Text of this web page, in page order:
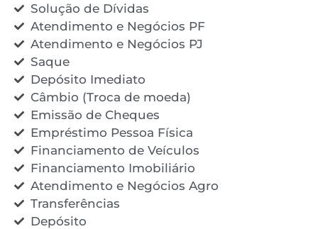
Solução de Dívidas
Atendimento e Negócios PF
Atendimento e Negócios PJ
Saque
Depósito Imediato
Câmbio (Troca de moeda)
Emissão de Cheques
Empréstimo Pessoa Física
Financiamento de Veículos
Financiamento Imobiliário
Atendimento e Negócios Agro
Transferências
Depósito